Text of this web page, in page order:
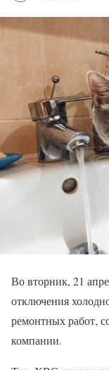
Во вторник, 21
отключения
ремонтных работ,
компании.